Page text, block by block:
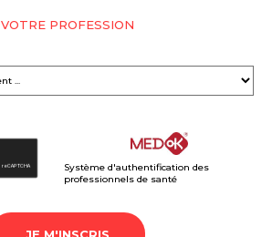
VOTRE PROFESSION
Système d'authentification des
professionnels de santé